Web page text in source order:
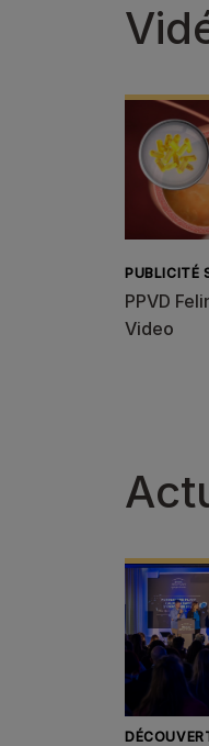
PUBLICITÉ
PPVD
Video